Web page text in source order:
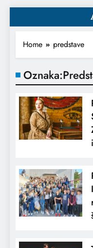
Home predstave
Oznaka: